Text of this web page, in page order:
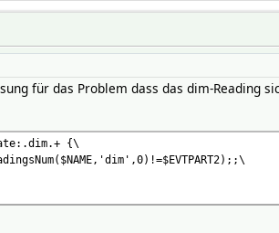
für das Problem dass das dim-Reading
{\